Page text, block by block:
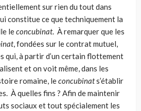
sur rien du tout dans
constitue ce que techniquement la
leconcubinat. À remarquer que les
, fondées sur le contrat mutuel,
qui, à partir d’un certain flotte­ment
et on voit même, dans les
romaine, leconcubinats’établir
À quelles fins ? Afin de maintenir
sociaux et tout spécialement les